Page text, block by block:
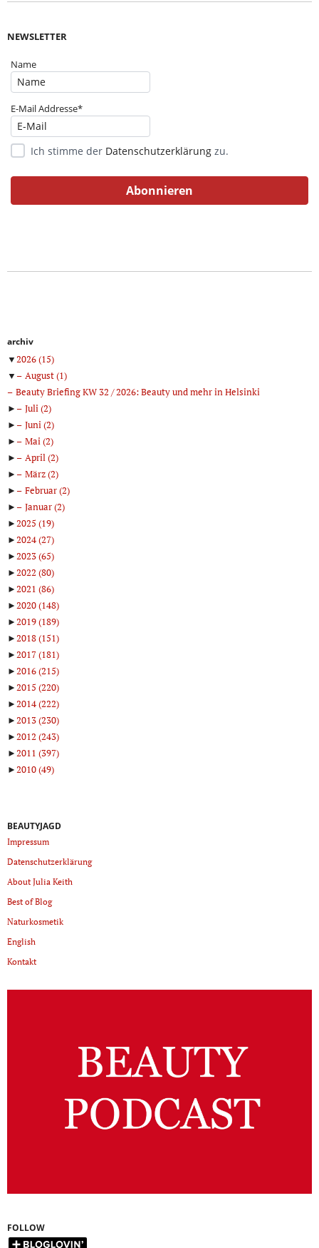
NEWSLETTER
Name
E-Mail Addresse*
Ich stimme der Datenschutzerklärung zu.
archiv
▼2026(15)
▼
August(1)
Beauty Briefing KW 32 / 2026: Beauty und mehr in Helsinki
►
Juli(2)
►
Juni(2)
►
Mai(2)
►
April(2)
►
März(2)
►
Februar(2)
►
Januar(2)
►2025 (19)
►2024(27)
►2023(65)
►2022 (80)
►2021 (86)
►2020(148)
►2019(189)
►2018(151)
►2017(181)
►2016(215)
►2015 (220)
►2014(222)
►2013(230)
►2012 (243)
►2011 (397)
►2010(49)
BEAUTYJAGD
Impressum
Datenschutzerklärung
About Julia Keith
Best of Blog
Naturkosmetik
English
Kontakt
FOLLOW